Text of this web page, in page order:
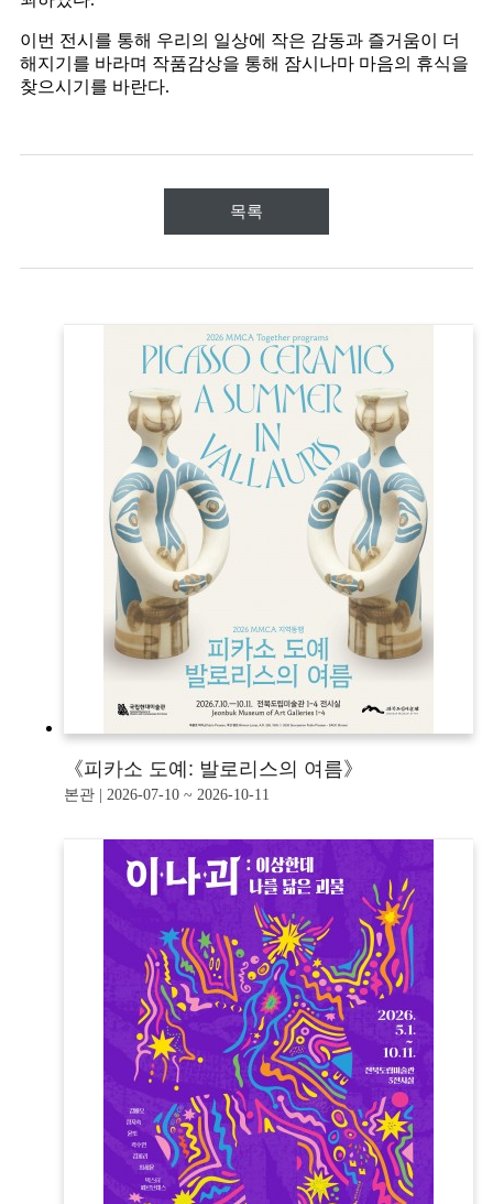
이번 전시를 통해 우리의 일상에 작은 감동과 즐거움이 더
해지기를 바라며 작품감상을 통해 잠시나마 마음의 휴식을
찾으시기를 바란다.
목록
《피카소 도예: 발로리스의 여름》
본관 | 2026-07-10 ~ 2026-10-11